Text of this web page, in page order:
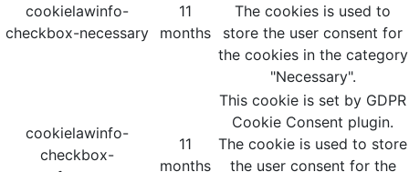
cookielawinfo-
checkbox-necessary
11
months
The cookies is used to
store the user consent for
the cookies in the category
"Necessary".
cookielawinfo-
checkbox-
11
months
This cookie is set by GDPR
Cookie Consent plugin.
The cookie is used to store
the user consent for the